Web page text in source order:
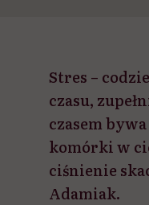
Stres –
czasu,
czasem
komórki w
ciśnienie
Adamiak.